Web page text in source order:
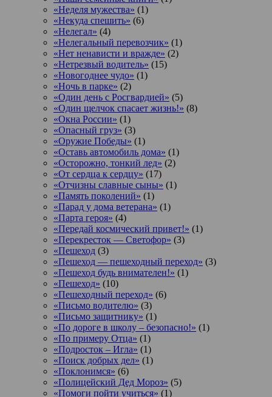
«Неделя мужества» (1)
«Некуда спешить» (6)
«Нелегал» (4)
«Нелегальный перевозчик» (1)
«Нет ненависти и вражде» (2)
«Нетрезвый водитель» (15)
«Новогоднее чудо» (1)
«Ночь в парке» (2)
«Один день с Росгвардией» (5)
«Один щелчок спасает жизнь!» (8)
«Окна России» (1)
«Опасный груз» (3)
«Оружие Победы» (1)
«Оставь автомобиль дома» (1)
«Осторожно, тонкий лед» (2)
«От сердца к сердцу» (17)
«Отчизны славные сыны» (1)
«Память поколений» (1)
«Парад у дома ветерана» (1)
«Парта героя» (4)
«Передай космический привет!» (1)
«Перекресток — Светофор» (3)
«Пешеход (3)
«Пешеход — пешеходный переход» (3)
«Пешеход будь внимателен!» (1)
«Пешеход» (10)
«Пешеходный переход» (6)
«Письмо водителю» (3)
«Письмо защитнику» (1)
«По дороге в школу – безопасно!» (1)
«По примеру Отца» (1)
«Подросток ‒ Игла» (1)
«Поиск добрых дел» (1)
«Поклонимся» (6)
«Полицейский Дед Мороз» (5)
«Помоги пойти учиться» (1)